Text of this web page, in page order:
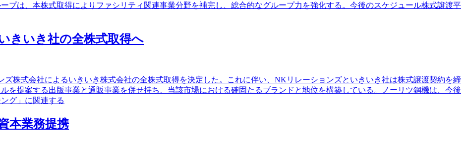
プは、本株式取得によりファシリティ関連事業分野を補完し、総合的なグループ力を強化する。今後のスケジュール株式譲渡平
きいき社の全株式取得へ
株式会社によるいきいき株式会社の全株式取得を決定した。これに伴い、NKリレーションズといきいき社は株式譲渡契約を締
を提案する出版事業と通販事業を併せ持ち、当該市場における確固たるブランドと地位を構築している。ノーリツ鋼機は、今後
グ」に関連する
本業務提携